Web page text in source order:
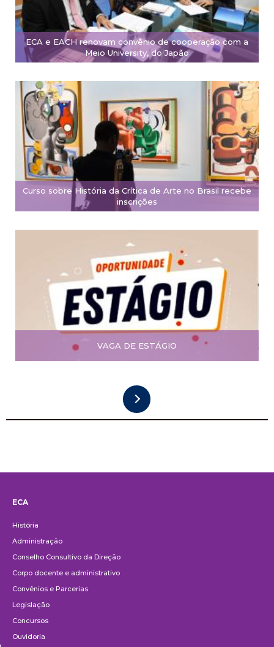
ECA e EACH renovam convênio de cooperação com a
Meio University, do Japão
Curso sobre História da Crítica de Arte no Brasil recebe
inscrições
VAGA DE ESTÁGIO
ECA
História
Administração
Conselho Consultivo da Direção
Corpo docente e administrativo
Convênios e Parcerias
Legislação
Concursos
Ouvidoria